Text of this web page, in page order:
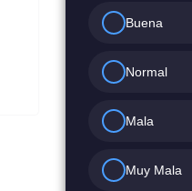
Buena
Normal
Mala
Muy Mala